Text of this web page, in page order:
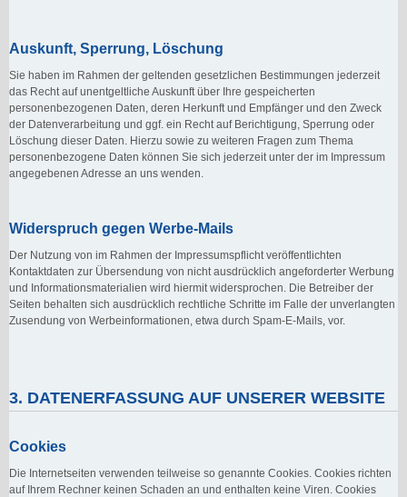
Auskunft, Sperrung, Löschung
Sie haben im Rahmen der geltenden gesetzlichen Bestimmungen jederzeit
das Recht auf unentgeltliche Auskunft über Ihre gespeicherten
personenbezogenen Daten, deren Herkunft und Empfänger und den Zweck
der Datenverarbeitung und ggf. ein Recht auf Berichtigung, Sperrung oder
Löschung dieser Daten. Hierzu sowie zu weiteren Fragen zum Thema
personenbezogene Daten können Sie sich jederzeit unter der im Impressum
angegebenen Adresse an uns wenden.
Widerspruch gegen Werbe-Mails
Der Nutzung von im Rahmen der Impressumspflicht veröffentlichten
Kontaktdaten zur Übersendung von nicht ausdrücklich angeforderter Werbung
und Informationsmaterialien wird hiermit widersprochen. Die Betreiber der
Seiten behalten sich ausdrücklich rechtliche Schritte im Falle der unverlangten
Zusendung von Werbeinformationen, etwa durch Spam-E-Mails, vor.
3. DATENERFASSUNG AUF UNSERER WEBSITE
Cookies
Die Internetseiten verwenden teilweise so genannte Cookies. Cookies richten
auf Ihrem Rechner keinen Schaden an und enthalten keine Viren. Cookies